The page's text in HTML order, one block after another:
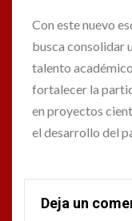
Con este nuevo
busca consolidar
talento
fortalecer la
en proyectos
el desarrollo del
Deja un